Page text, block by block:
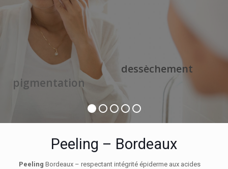
dessèchement
pigmentation
Informations
Prendre rendez-vous
Peeling – Bordeaux
Peeling Bordeaux – respectant intégrité épiderme aux acides